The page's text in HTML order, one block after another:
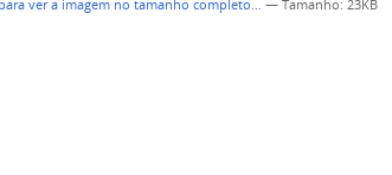
ver a imagem no tamanho completo… —Tamanho: 23KB